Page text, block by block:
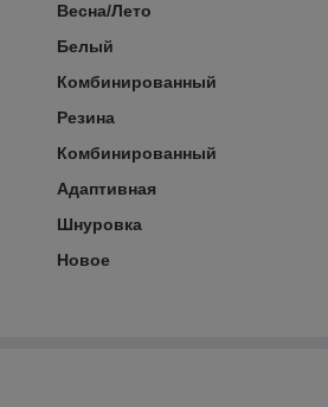
Весна/Лето
Белый
Комбинированный
Резина
Комбинированный
Адаптивная
Шнуровка
Новое